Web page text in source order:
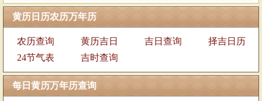
黄历日历农历万年历
农历查询 黄历吉日 吉日查询
择吉日历
24节气表
吉时查询
每日黄历万年历查询